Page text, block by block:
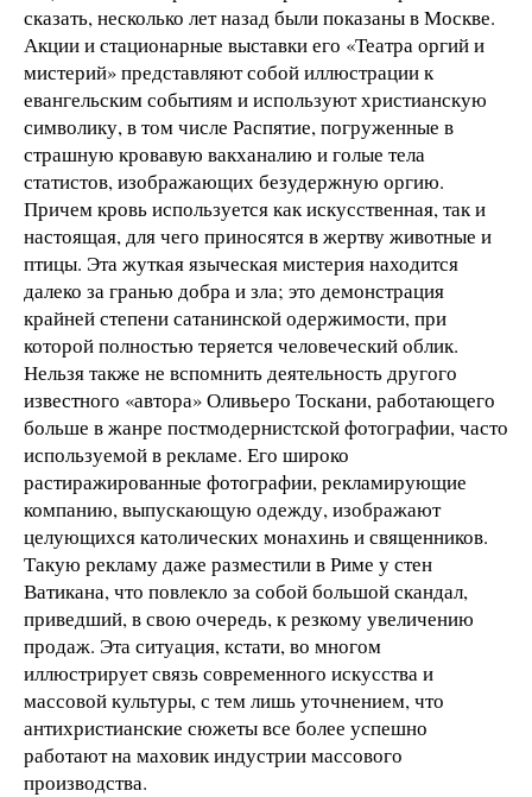
сказать, несколько лет назад были показаны в Москве.
Акции и стационарные выставки его «Театра оргий и
мистерий» представляют собой иллюстрации к
евангельским событиям и используют христианскую
символику, в том числе Распятие, погруженные в
страшную кровавую вакханалию и голые тела
статистов, изображающих безудержную оргию.
Причем кровь используется как искусственная, так и
настоящая, для чего приносятся в жертву животные и
птицы. Эта жуткая языческая мистерия находится
далеко за гранью добра и зла; это демонстрация
крайней степени сатанинской одержимости, при
которой полностью теряется человеческий облик.
Нельзя также не вспомнить деятельность другого
известного «автора» Оливьеро Тоскани, работающего
больше в жанре постмодернистской фотографии, часто
используемой в рекламе. Его широко
растиражированные фотографии, рекламирующие
компанию, выпускающую одежду, изображают
целующихся католических монахинь и священников.
Такую рекламу даже разместили в Риме у стен
Ватикана, что повлекло за собой большой скандал,
приведший, в свою очередь, к резкому увеличению
продаж. Эта ситуация, кстати, во многом
иллюстрирует связь современного искусства и
массовой культуры, с тем лишь уточнением, что
антихристианские сюжеты все более успешно
работают на маховик индустрии массового
производства.